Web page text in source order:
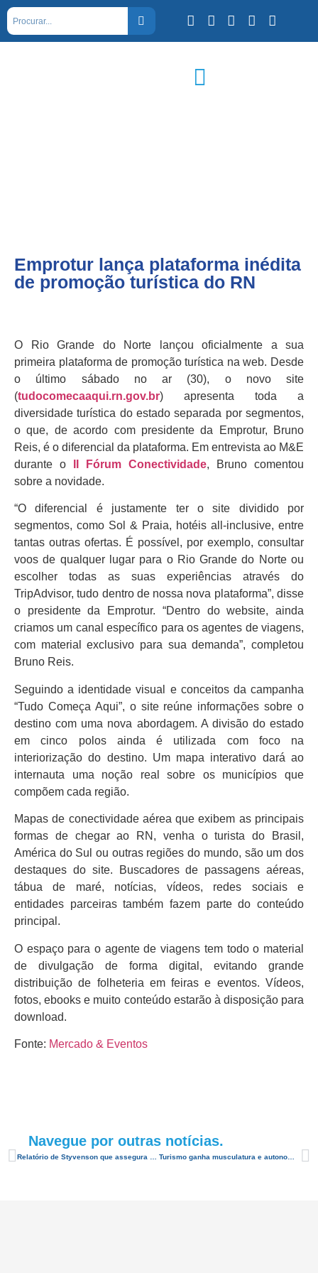
Emprotur lança plataforma inédita
de promoção turística do RN
O Rio Grande do Norte lançou oficialmente a sua
primeira plataforma de promoção turística na web. Desde
o último sábado no ar (30), o novo site
(tudocomecaaqui.rn.gov.br) apresenta toda a
diversidade turística do estado separada por segmentos,
o que, de acordo com presidente da Emprotur, Bruno
Reis, é o diferencial da plataforma. Em entrevista ao M&E
durante o
II Fórum Conectividade, Bruno comentou
sobre a novidade.
“O diferencial é justamente ter o site dividido por
segmentos, como Sol & Praia, hotéis all-inclusive, entre
tantas outras ofertas. É possível, por exemplo, consultar
voos de qualquer lugar para o Rio Grande do Norte ou
escolher todas as suas experiências através do
TripAdvisor, tudo dentro de nossa nova plataforma”, disse
o presidente da Emprotur. “Dentro do website, ainda
criamos um canal específico para os agentes de viagens,
com material exclusivo para sua demanda”, completou
Bruno Reis.
Seguindo a identidade visual e conceitos da campanha
“Tudo Começa Aqui”, o site reúne informações sobre o
destino com uma nova abordagem. A divisão do estado
em cinco polos ainda é utilizada com foco na
interiorização do destino. Um mapa interativo dará ao
internauta uma noção real sobre os municípios que
compõem cada região.
Mapas de conectividade aérea que exibem as principais
formas de chegar ao RN, venha o turista do Brasil,
América do Sul ou outras regiões do mundo, são um dos
destaques do site. Buscadores de passagens aéreas,
tábua de maré, notícias, vídeos, redes sociais e
entidades parceiras também fazem parte do conteúdo
principal.
O espaço para o agente de viagens tem todo o material
de divulgação de forma digital, evitando grande
distribuição de folheteria em feiras e eventos. Vídeos,
fotos, ebooks e muito conteúdo estarão à disposição para
download.
Fonte: Mercado & Eventos
Navegue por outras notícias.
Turismo ganha musculatura e autonomia com a nova Embratur